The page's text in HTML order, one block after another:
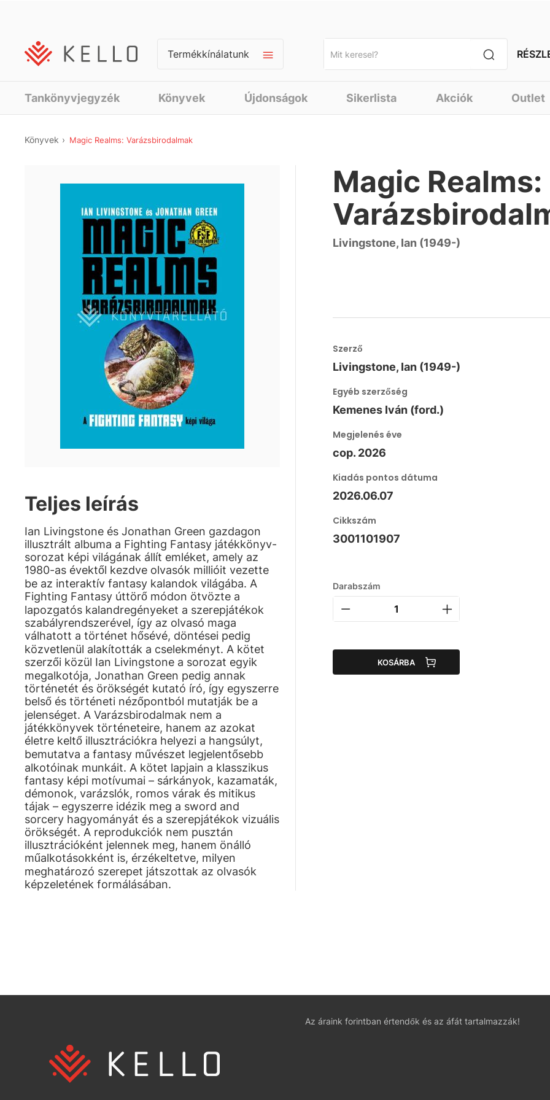
Termékkínálatunk
Tankönyvjegyzék Könyvek Újdonságok Sikerlista Akciók Outlet
Könyvek Magic Realms: Varázsbirodalmak
Teljes leírás
Ian Livingstone és Jonathan Green gazdagon
illusztrált albuma a Fighting Fantasy játékkönyv-
sorozat képi világának állít emléket, amely az
1980-as évektől kezdve olvasók millióit vezette
be az interaktív fantasy kalandok világába. A
Fighting Fantasy úttörő módon ötvözte a
lapozgatós kalandregényeket a szerepjátékok
szabályrendszerével, így az olvasó maga
válhatott a történet hősévé, döntései pedig
közvetlenül alakították a cselekményt. A kötet
szerzői közül Ian Livingstone a sorozat egyik
megalkotója, Jonathan Green pedig annak
történetét és örökségét kutató író, így egyszerre
belső és történeti nézőpontból mutatják be a
jelenséget. A Varázsbirodalmak nem a
játékkönyvek történeteire, hanem az azokat
életre keltő illusztrációkra helyezi a hangsúlyt,
bemutatva a fantasy művészet legjelentősebb
alkotóinak munkáit. A kötet lapjain a klasszikus
fantasy képi motívumai – sárkányok, kazamaták,
démonok, varázslók, romos várak és mitikus
tájak – egyszerre idézik meg a sword and
sorcery hagyományát és a szerepjátékok vizuális
örökségét. A reprodukciók nem pusztán
illusztrációként jelennek meg, hanem önálló
műalkotásokként is, érzékeltetve, milyen
meghatározó szerepet játszottak az olvasók
képzeletének formálásában.
Magic Realms:
Livingstone, Ian (1949-)
Szerző
Livingstone, Ian (1949-)
Egyéb szerzőség
Kemenes Iván (ford.)
Megjelenés éve
cop. 2026
Kiadás pontos dátuma
2026.06.07
Cikkszám
3001101907
Darabszám
KOSÁRBA
Az áraink forintban értendők és az áfát tartalmazzák!